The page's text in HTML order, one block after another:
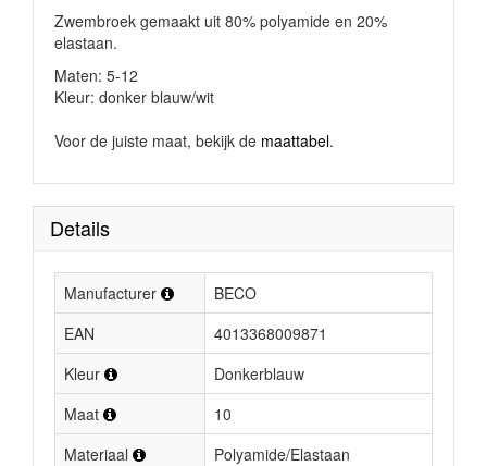
Zwembroek gemaakt uit 80% polyamide en 20%
elastaan.
Maten: 5-12
Kleur: donker blauw/wit
Voor de juiste maat, bekijk de maattabel.
Details
Manufacturer
BECO
EAN
4013368009871
Kleur
Donkerblauw
Maat
10
Materiaal
Polyamide/Elastaan